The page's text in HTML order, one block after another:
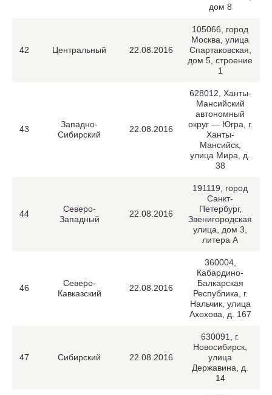
дом 8
42 Центральный 22.08.2016
105066, город
Москва, улица
Спартаковская,
дом 5, строение
1
43
Западно-
Сибирский
22.08.2016
628012, Ханты-
Мансийский
автономный
округ — Югра, г.
Ханты-
Мансийск,
улица Мира, д.
38
44
Северо-
Западный
22.08.2016
191119, город
Санкт-
Петербург,
Звенигородская
улица, дом 3,
литера А
46
Северо-
Кавказский
22.08.2016
360004,
Кабардино-
Балкарская
Республика, г.
Нальчик, улица
Ахохова, д. 167
47 Сибирский 22.08.2016
630091, г.
Новосибирск,
улица
Державина, д.
14